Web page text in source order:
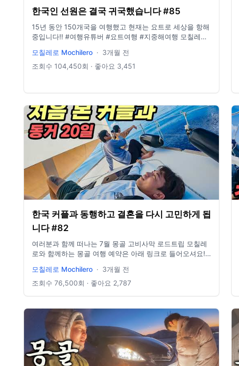
한국인 선원은 결국 귀국했습니다 #85
15년 동안 150개국을 여행했고 현재는 요트로 세상을 항해
중입니다!! #여행유튜버​ #요트여행 #지중해여행 모칠레로
https://www.yologotravel.com/ 협업 메일 👉🏻
yologotrip@gmail.com
모칠레로 Mochilero · 3개월 전
조회수 104,450회 · 좋아요 3,451
한국 커플과 동행하고 결혼을 다시 고민하게 됩
니다 #82
여러분과 함께 떠나는 7월 몽골 고비사막 로드트립 모칠레
로와 함께하는 몽골 여행 예약은 아래 링크로 들어오셔요!!
안 150개국을 여행했고 현재는 요트로 세상을 항해 중입니
다!! #여행유튜버​ #요트여행 #지중해여행 모칠레로가 운영
모칠레로 Mochilero · 3개월 전
조회수 76,500회 · 좋아요 2,787